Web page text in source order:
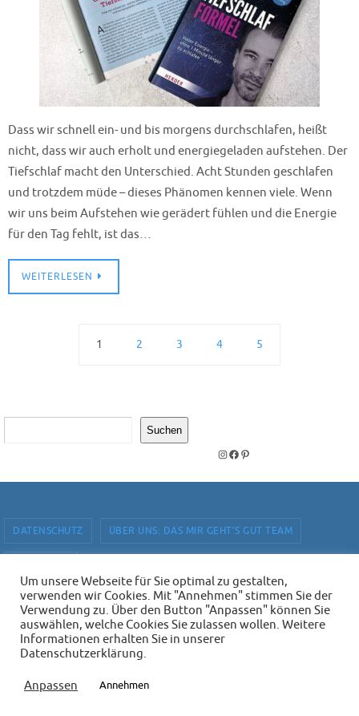
Dass wir schnell ein- und bis morgens durchschlafen, heißt
nicht, dass wir auch erholt und energiegeladen aufstehen. Der
Tiefschlaf macht den Unterschied. Acht Stunden geschlafen
und trotzdem müde – dieses Phänomen kennen viele. Wenn
wir uns beim Aufstehen wie gerädert fühlen und die Energie
für den Tag fehlt, ist das…
WEITERLESEN
1 2 3 4 5
Suchen
Instagram
Facebook
Pinterest
DATENSCHUTZ ÜBER UNS: DAS MIR GEHT’S GUT TEAM
Mir geht's gut - Magazin mit Buchempfehlungen. Online und in
ausgewählten Buchhandlungen.
Präsentiert von
Um unsere Webseite für Sie optimal zu gestalten,
verwenden wir Cookies. Mit "Annehmen" stimmen Sie der
Verwendung zu. Über den Button "Anpassen" können Sie
auswählen, welche Cookies Sie zulassen wollen. Weitere
Informationen erhalten Sie in unserer
Datenschutzerklärung.
Anpassen Annehmen